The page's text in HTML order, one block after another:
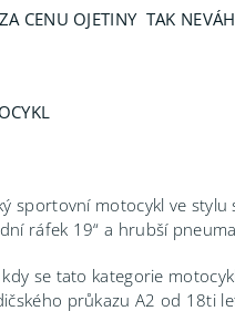
CENU OJETINY TAK
sportovní motocykl ve
ráfek 19“ a hrubší
se tato kategorie
průkazu A2 od 18ti